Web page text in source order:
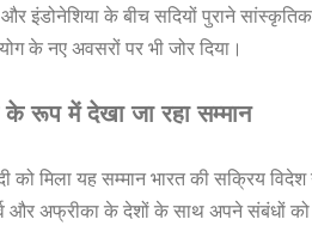
इंडोनेशिया के बीच सदियों पुराने
के नए अवसरों पर भी जोर दिया।
के रूप में देखा जा रहा सम्मान
को मिला यह सम्मान भारत की सक्रिय
और अफ्रीका के देशों के साथ अपने संबंधों को